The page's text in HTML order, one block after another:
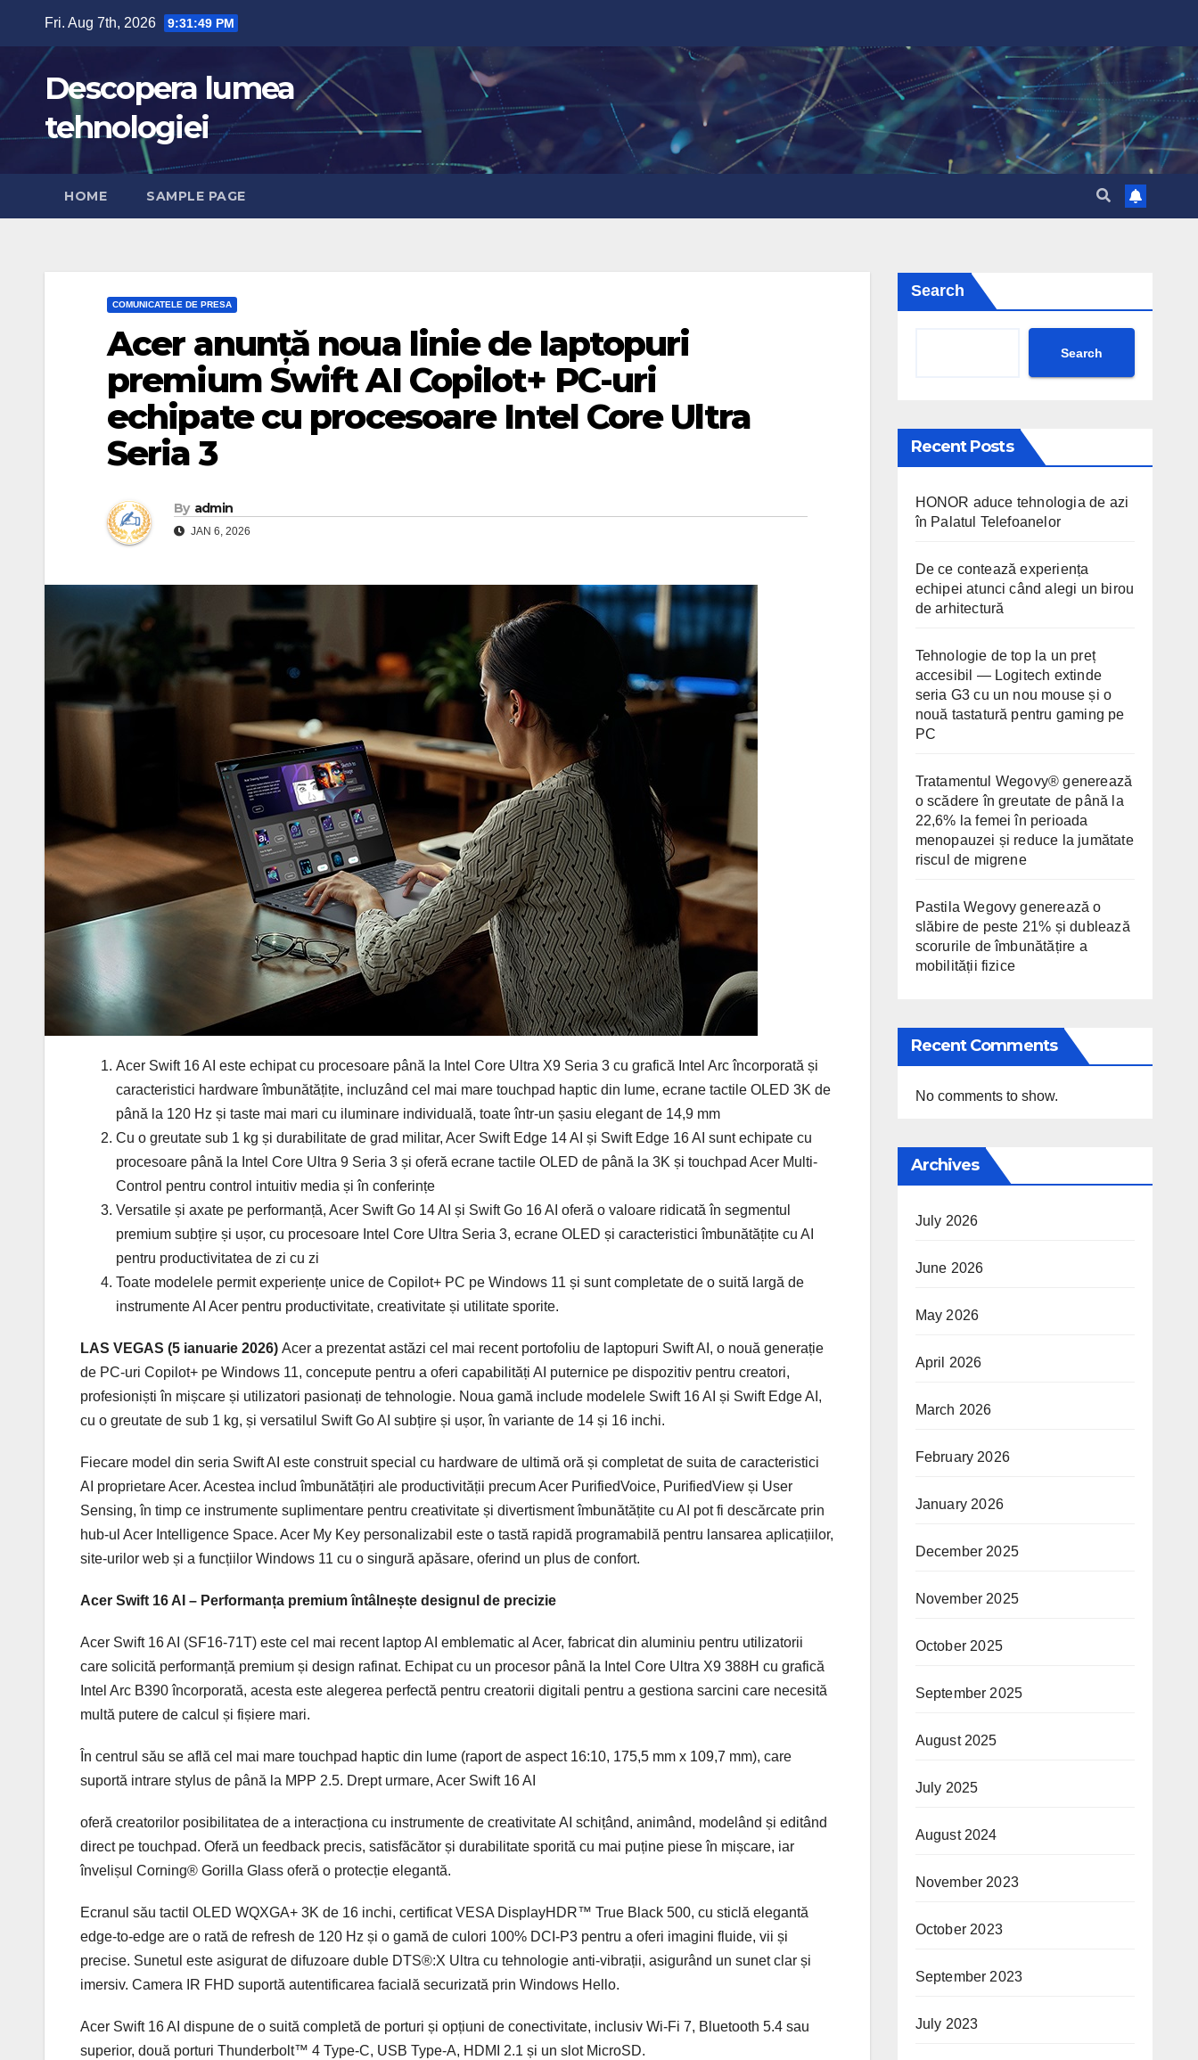
content
Fri. Aug 7th, 2026 9:31:50 PM
Descopera lumea
tehnologiei
HOME SAMPLE PAGE
COMUNICATELE DE PRESA
Acer anunță noua linie de laptopuri
premium Swift AI Copilot+ PC-uri
echipate cu procesoare Intel Core Ultra
Seria 3
By admin
JAN 6, 2026
Acer Swift 16 AI este echipat cu procesoare până la Intel Core Ultra X9 Seria 3 cu grafică Intel Arc încorporată și
caracteristici hardware îmbunătățite, incluzând cel mai mare touchpad haptic din lume, ecrane tactile OLED 3K de
până la 120 Hz și taste mai mari cu iluminare individuală, toate într-un șasiu elegant de 14,9 mm
Cu o greutate sub 1 kg și durabilitate de grad militar, Acer Swift Edge 14 AI și Swift Edge 16 AI sunt echipate cu
procesoare până la Intel Core Ultra 9 Seria 3 și oferă ecrane tactile OLED de până la 3K și touchpad Acer Multi-
Control pentru control intuitiv media și în conferințe
Versatile și axate pe performanță, Acer Swift Go 14 AI și Swift Go 16 AI oferă o valoare ridicată în segmentul
premium subțire și ușor, cu procesoare Intel Core Ultra Seria 3, ecrane OLED și caracteristici îmbunătățite cu AI
pentru productivitatea de zi cu zi
Toate modelele permit experiențe unice de Copilot+ PC pe Windows 11 și sunt completate de o suită largă de
instrumente AI Acer pentru productivitate, creativitate și utilitate sporite.
LAS VEGAS (5 ianuarie 2026) Acer a prezentat astăzi cel mai recent portofoliu de laptopuri Swift AI, o nouă generație
de PC-uri Copilot+ pe Windows 11, concepute pentru a oferi capabilități AI puternice pe dispozitiv pentru creatori,
profesioniști în mișcare și utilizatori pasionați de tehnologie. Noua gamă include modelele Swift 16 AI și Swift Edge AI,
cu o greutate de sub 1 kg, și versatilul Swift Go AI subțire și ușor, în variante de 14 și 16 inchi.
Fiecare model din seria Swift AI este construit special cu hardware de ultimă oră și completat de suita de caracteristici
AI proprietare Acer. Acestea includ îmbunătățiri ale productivității precum Acer PurifiedVoice, PurifiedView și User
Sensing, în timp ce instrumente suplimentare pentru creativitate și divertisment îmbunătățite cu AI pot fi descărcate prin
hub-ul Acer Intelligence Space. Acer My Key personalizabil este o tastă rapidă programabilă pentru lansarea aplicațiilor,
site-urilor web și a funcțiilor Windows 11 cu o singură apăsare, oferind un plus de confort.
Acer Swift 16 AI – Performanța premium întâlnește designul de precizie
Acer Swift 16 AI (SF16-71T) este cel mai recent laptop AI emblematic al Acer, fabricat din aluminiu pentru utilizatorii
care solicită performanță premium și design rafinat. Echipat cu un procesor până la Intel Core Ultra X9 388H cu grafică
Intel Arc B390 încorporată, acesta este alegerea perfectă pentru creatorii digitali pentru a gestiona sarcini care necesită
multă putere de calcul și fișiere mari.
În centrul său se află cel mai mare touchpad haptic din lume (raport de aspect 16:10, 175,5 mm x 109,7 mm), care
suportă intrare stylus de până la MPP 2.5. Drept urmare, Acer Swift 16 AI
oferă creatorilor posibilitatea de a interacționa cu instrumente de creativitate AI schițând, animând, modelând și editând
direct pe touchpad. Oferă un feedback precis, satisfăcător și durabilitate sporită cu mai puține piese în mișcare, iar
învelișul Corning® Gorilla Glass oferă o protecție elegantă.
Ecranul său tactil OLED WQXGA+ 3K de 16 inchi, certificat VESA DisplayHDR™ True Black 500, cu sticlă elegantă
edge-to-edge are o rată de refresh de 120 Hz și o gamă de culori 100% DCI-P3 pentru a oferi imagini fluide, vii și
precise. Sunetul este asigurat de difuzoare duble DTS®:X Ultra cu tehnologie anti-vibrații, asigurând un sunet clar și
imersiv. Camera IR FHD suportă autentificarea facială securizată prin Windows Hello.
Acer Swift 16 AI dispune de o suită completă de porturi și opțiuni de conectivitate, inclusiv Wi-Fi 7, Bluetooth 5.4 sau
superior, două porturi Thunderbolt™ 4 Type-C, USB Type-A, HDMI 2.1 și un slot MicroSD.
Search
Search
Recent Posts
HONOR aduce tehnologia de azi
în Palatul Telefoanelor
De ce contează experiența
echipei atunci când alegi un birou
de arhitectură
Tehnologie de top la un preț
accesibil — Logitech extinde
seria G3 cu un nou mouse și o
nouă tastatură pentru gaming pe
PC
Tratamentul Wegovy® generează
o scădere în greutate de până la
22,6% la femei în perioada
menopauzei și reduce la jumătate
riscul de migrene
Pastila Wegovy generează o
slăbire de peste 21% și dublează
scorurile de îmbunătățire a
mobilității fizice
Recent Comments
No comments to show.
Archives
July 2026
June 2026
May 2026
April 2026
March 2026
February 2026
January 2026
December 2025
November 2025
October 2025
September 2025
August 2025
July 2025
August 2024
November 2023
October 2023
September 2023
July 2023